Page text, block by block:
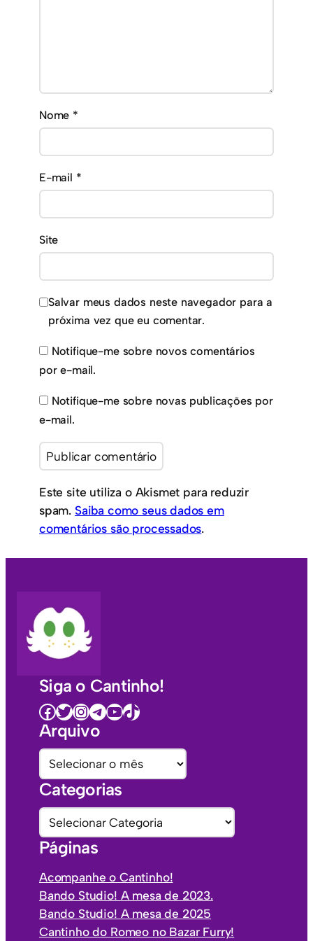
Nome *
E-mail *
Site
Salvar meus dados neste navegador para a
próxima vez que eu comentar.
Notifique-me sobre novos comentários
por e-mail.
Notifique-me sobre novas publicações por
e-mail.
Este site utiliza o Akismet para reduzir
spam. Saiba como seus dados em
comentários são processados.
Siga o Cantinho!
Facebook Twitter InstagramTelegramYoutube TikTok
Arquivo
A
r
q
u
v
s
Categorias
C
a
t
e
g
o
Páginas
Acompanhe o Cantinho!
Bando Studio! A mesa de 2023.
Bando Studio! A mesa de 2025
Cantinho do Romeo no Bazar Furry!